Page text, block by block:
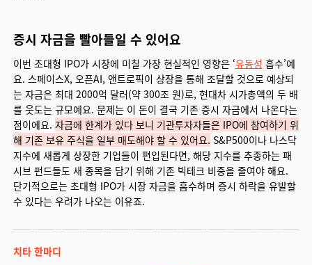
증시 자금을 빨아들일 수 있어요
이번 초대형 IPO가 시장에 미칠 가장 현실적인 영향은 ‘유동성 흡수’예
요. 스페이스X, 오픈AI, 앤트로픽이 상장을 통해 조달할 것으로 예상되
는 자금은 최대 2000억 달러(약 300조 원)로, 현대차 시가총액의 두 배
를 웃도는 규모예요. 문제는 이 돈이 결국 기존 증시 자금에서 나온다는
점이에요. 자금에 한계가 있다 보니 기관투자자들은 IPO에 참여하기 위
해 기존 보유 주식을 일부 매도해야 할 수 있어요. S&P500이나 나스닥
지수에 새롭게 상장한 기업들이 편입된다면, 해당 지수를 추종하는 패
시브 펀드들도 새 종목을 담기 위해 기존 빅테크 비중을 줄여야 해요.
단기적으로는 초대형 IPO가 시장 자금을 흡수하며 증시 하락을 유발할
수 있다는 우려가 나오는 이유죠.
치타 한마디